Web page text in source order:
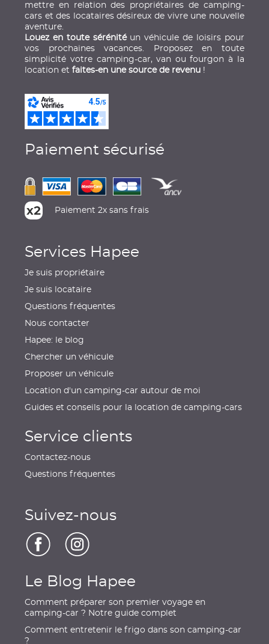
mettre en relation des propriétaires de camping-
cars et des locataires désireux de vivre une nouvelle
aventure.
Louez en toute sérénitéun véhicule de loisirs pour
vos prochaines vacances. Proposez en toute
simplicité votre camping-car, van ou fourgon à la
location etfaites-en une source de revenu !
Paiement sécurisé
Paiement 2x sans frais
Services Hapee
Je suis propriétaire
Je suis locataire
Questions fréquentes
Nous contacter
Hapee: le blog
Chercher un véhicule
Proposer un véhicule
Location d'un camping-car autour de moi
Guides et conseils pour la location de camping-cars
Service clients
Contactez-nous
Questions fréquentes
Suivez-nous
Le Blog Hapee
Comment préparer son premier voyage en
camping-car ? Notre guide complet
Comment entretenir le frigo dans son camping-car
?